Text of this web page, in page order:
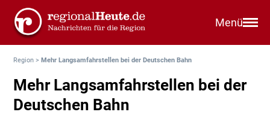
Menü
Region >Mehr Langsamfahrstellen bei der Deutschen Bahn
Mehr Langsamfahrstellen bei der
Deutschen Bahn